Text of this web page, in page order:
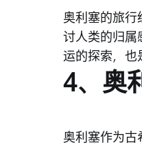
奥利塞的旅行
讨人类的归属
运的探索，也
4、奥
奥利塞作为古